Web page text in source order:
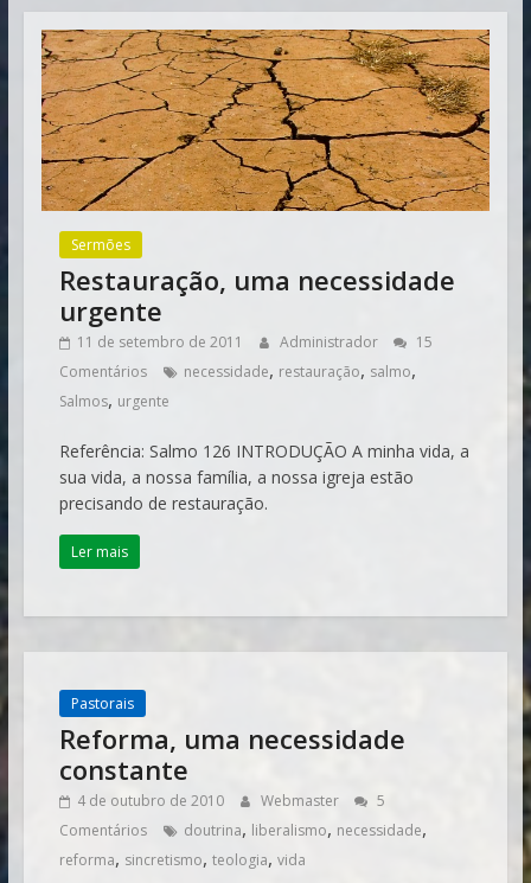
Sermões
Restauração, uma necessidade
urgente
11 de setembro de 2011 Administrador
15
Comentários
necessidade, restauração, salmo,
Salmos, urgente
Referência: Salmo 126 INTRODUÇÃO A minha vida, a
sua vida, a nossa família, a nossa igreja estão
precisando de restauração.
Ler mais
Pastorais
Reforma, uma necessidade
constante
4 de outubro de 2010 Webmaster
5
Comentários
doutrina, liberalismo, necessidade,
reforma, sincretismo, teologia, vida